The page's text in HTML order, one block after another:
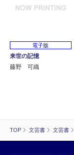
TOP 文芸書 文芸書
電子版
来世の記憶
藤野 可織